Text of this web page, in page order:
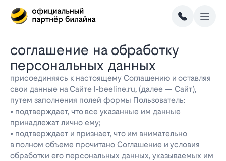
соглашение на обработку
персональных данных
присоединяясь к настоящему Соглашению и оставляя
свои данные на Сайте l-beeline.ru, (далее — Сайт),
путем заполнения полей формы Пользователь:
• подтверждает, что все указанные им данные
принадлежат лично ему;
• подтверждает и признает, что им внимательно
в полном объеме прочитано Соглашение и условия
обработки его персональных данных, указываемых им